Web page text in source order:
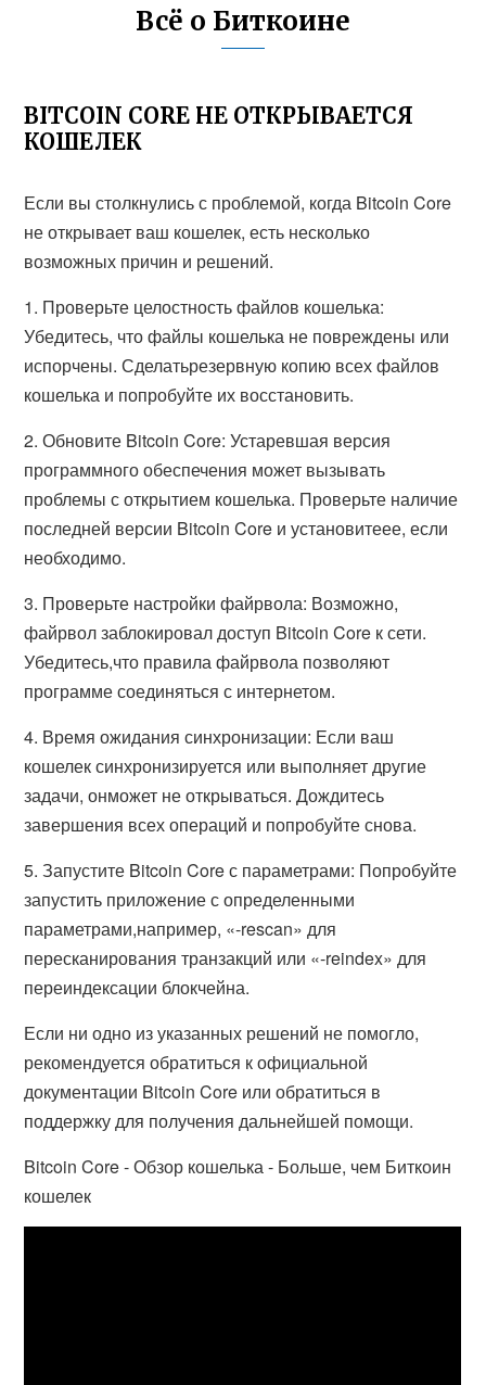
Всё о Биткоине
BITCOIN CORE НЕ ОТКРЫВАЕТСЯ
КОШЕЛЕК
Если вы столкнулись с проблемой, когда Bitcoin Core
не открывает ваш кошелек, есть несколько
возможных причин и решений.
1. Проверьте целостность файлов кошелька:
Убедитесь, что файлы кошелька не повреждены или
испорчены. Сделатьрезервную копию всех файлов
кошелька и попробуйте их восстановить.
2.Обновите Bitcoin Core: Устаревшая версия
программного обеспечения может вызывать
проблемы с открытием кошелька. Проверьте наличие
последней версии Bitcoin Core и установитеее, если
необходимо.
3. Проверьте настройки файрвола: Возможно,
файрвол заблокировал доступ Bitcoin Core к сети.
Убедитесь,что правила файрвола позволяют
программе соединяться с интернетом.
4. Время ожидания синхронизации: Если ваш
кошелек синхронизируется или выполняет другие
задачи, онможет не открываться. Дождитесь
завершения всех операций и попробуйте снова.
5.Запустите Bitcoin Core с параметрами: Попробуйте
запустить приложение с определенными
параметрами,например, «-rescan» для
пересканирования транзакций или «-reindex» для
переиндексации блокчейна.
Если ни одно из указанных решений не помогло,
рекомендуется обратиться к официальной
документации Bitcoin Core или обратиться в
поддержку для получения дальнейшей помощи.
Bitcoin Core - Обзор кошелька - Больше, чем Биткоин
кошелек